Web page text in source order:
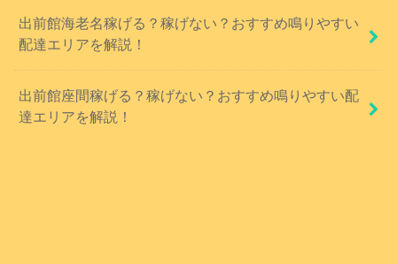
出前館海老名稼げる？稼げない？おすすめ鳴りやすい
配達エリアを解説！
出前館座間稼げる？稼げない？おすすめ鳴りやすい配
達エリアを解説！